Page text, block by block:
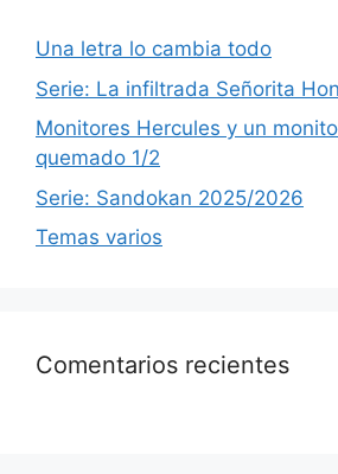
Una letra lo cambia todo
Serie: La infiltrada Señorita
Monitores Hercules y un
quemado 1/2
Serie: Sandokan 2025/2026
Temas varios
Comentarios recientes